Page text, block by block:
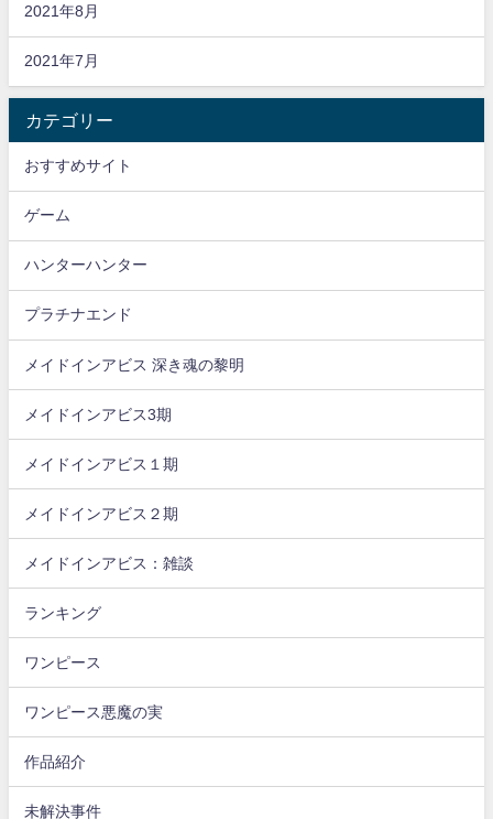
2021年8月
2021年7月
カテゴリー
おすすめサイト
ゲーム
ハンターハンター
プラチナエンド
メイドインアビス 深き魂の黎明
メイドインアビス3期
メイドインアビス１期
メイドインアビス２期
メイドインアビス：雑談
ランキング
ワンピース
ワンピース悪魔の実
作品紹介
未解決事件